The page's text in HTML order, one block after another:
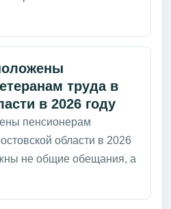
труда в
в 2026 году
пенсионерам
области в 2026
не общие обещания, а